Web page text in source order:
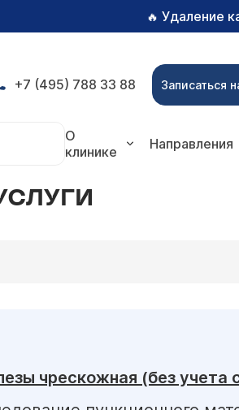
🔥 Удаление
+7 (495) 788 33 88 Записаться
О
клинике
Направления
чрескожная (без учета